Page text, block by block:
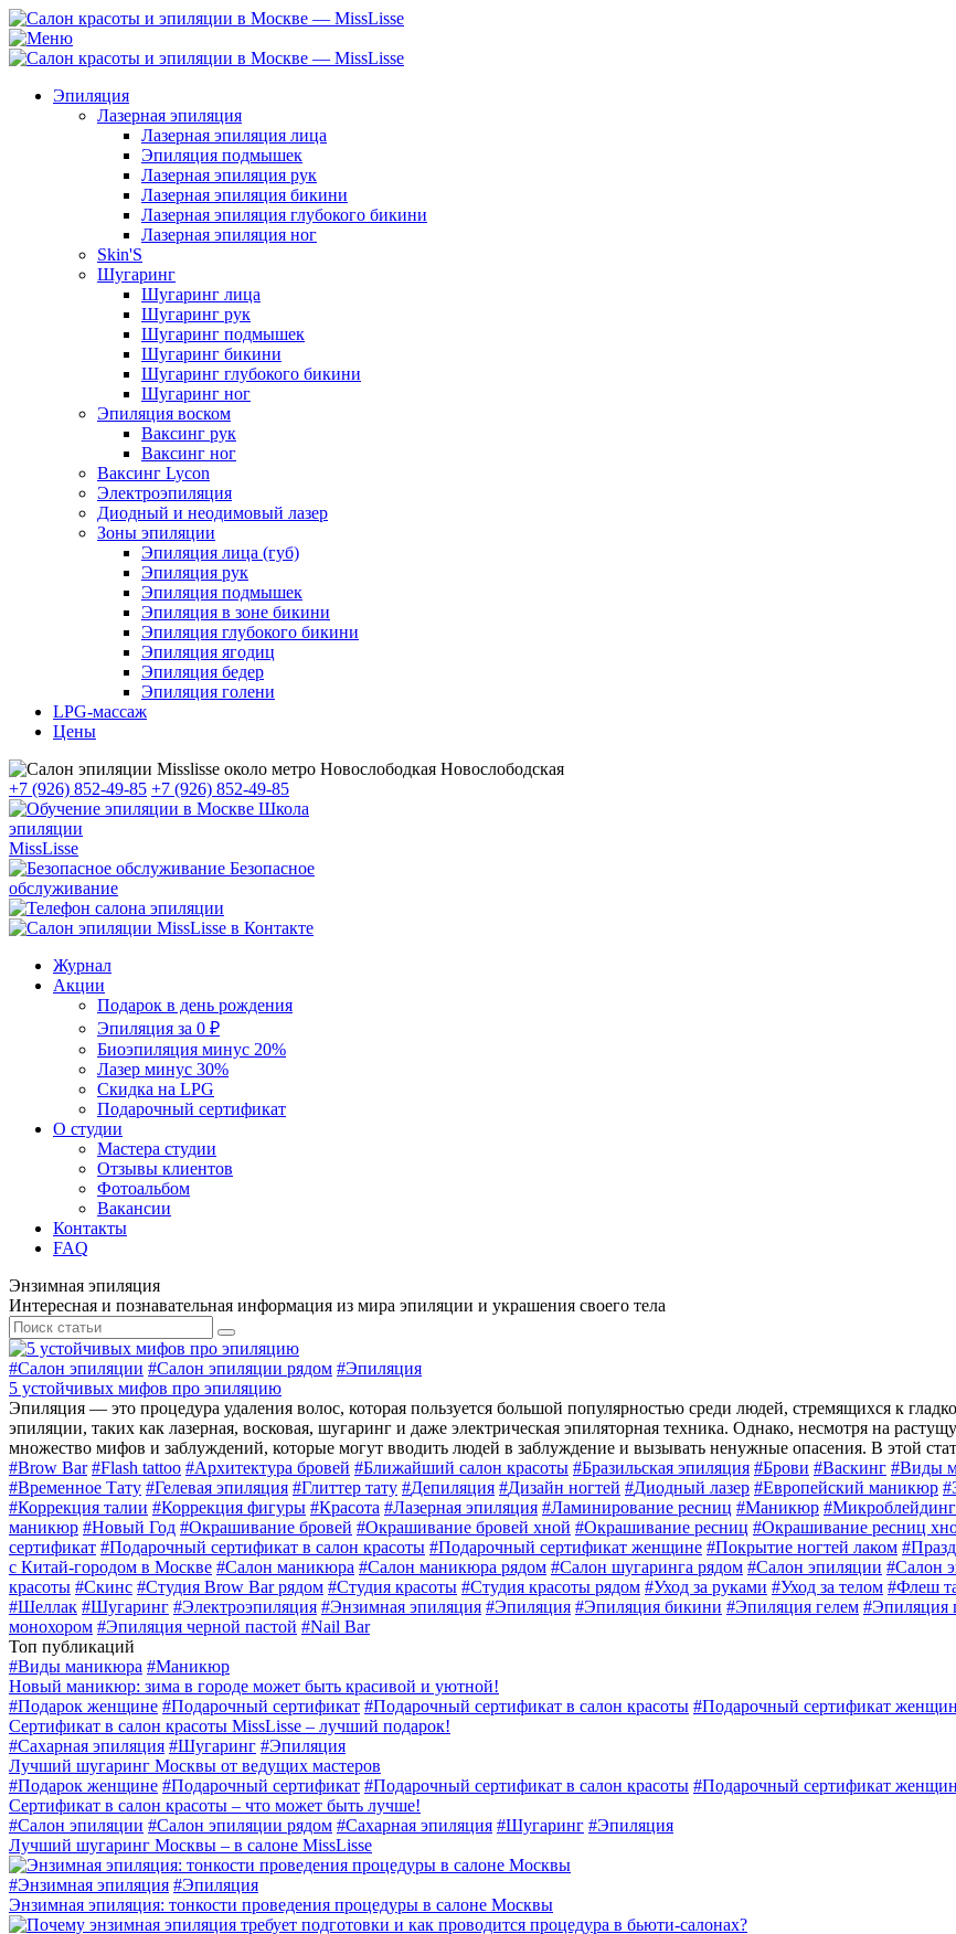
Эпиляция
Лазерная эпиляция
Лазерная эпиляция лица
Эпиляция подмышек
Лазерная эпиляция рук
Лазерная эпиляция бикини
Лазерная эпиляция глубокого бикини
Лазерная эпиляция ног
Skin'S
Шугаринг
Шугаринг лица
Шугаринг рук
Шугаринг подмышек
Шугаринг бикини
Шугаринг глубокого бикини
Шугаринг ног
Эпиляция воском
Ваксинг рук
Ваксинг ног
Ваксинг Lycon
Электроэпиляция
Диодный и неодимовый лазер
Зоны эпиляции
Эпиляция лица (губ)
Эпиляция рук
Эпиляция подмышек
Эпиляция в зоне бикини
Эпиляция глубокого бикини
Эпиляция ягодиц
Эпиляция бедер
Эпиляция голени
LPG-массаж
Цены
Новослободская
+7 (926) 852-49-85 +7 (926) 852-49-85
Школа
эпиляции
MissLisse
Безопасное
обслуживание
Журнал
Акции
Подарок в день рождения
Эпиляция за 0 ₽
Биоэпиляция минус 20%
Лазер минус 30%
Скидка на LPG
Подарочный сертификат
О студии
Мастера студии
Отзывы клиентов
Фотоальбом
Вакансии
Контакты
FAQ
Энзимная эпиляция
Интересная и познавательная информация из мира эпиляции и украшения своего тела
#Салон эпиляции #Салон эпиляции рядом #Эпиляция
5 устойчивых мифов про эпиляцию
Эпиляция — это процедура удаления волос, которая пользуется большой популярностью среди людей, стремящихся к
эпиляции, таких как лазерная, восковая, шугаринг и даже электрическая эпиляторная техника. Однако, несмотря на
множество мифов и заблуждений, которые могут вводить людей в заблуждение и вызывать ненужные опасения. В этой
#Brow Bar #Flash tattoo #Архитектура бровей #Ближайший салон красоты #Бразильская эпиляция #Брови #Васкинг #Виды
#Временное Тату #Гелевая эпиляция #Глиттер тату #Депиляция #Дизайн ногтей #Диодный лазер #Европейский маникюр #
#Коррекция талии #Коррекция фигуры #Красота #Лазерная эпиляция #Ламинирование ресниц #Маникюр #
маникюр #Новый Год #Окрашивание бровей #Окрашивание бровей хной #Окрашивание ресниц #Окрашивание ресниц
сертификат #Подарочный сертификат в салон красоты #Подарочный сертификат женщине #Покрытие ногтей лаком #
с Китай-городом в Москве #Салон маникюра #Салон маникюра рядом #Салон шугаринга рядом #Салон эпиляции #Салон
красоты #Скинс #Студия Brow Bar рядом #Студия красоты #Студия красоты рядом #Уход за руками #Уход за телом #Флеш
#Шеллак #Шугаринг #Электроэпиляция #Энзимная эпиляция #Эпиляция #Эпиляция бикини #Эпиляция гелем #Эпиляция
монохором #Эпиляция черной пастой #Nail Bar
Топ публикаций
#Виды маникюра #Маникюр
Новый маникюр: зима в городе может быть красивой и уютной!
#Подарок женщине #Подарочный сертификат #Подарочный сертификат в салон красоты #Подарочный сертификат
Сертификат в салон красоты MissLisse – лучший подарок!
#Сахарная эпиляция #Шугаринг #Эпиляция
Лучший шугаринг Москвы от ведущих мастеров
#Подарок женщине #Подарочный сертификат #Подарочный сертификат в салон красоты #Подарочный сертификат
Сертификат в салон красоты – что может быть лучше!
#Салон эпиляции #Салон эпиляции рядом #Сахарная эпиляция #Шугаринг #Эпиляция
Лучший шугаринг Москвы – в салоне MissLisse
#Энзимная эпиляция #Эпиляция
Энзимная эпиляция: тонкости проведения процедуры в салоне Москвы